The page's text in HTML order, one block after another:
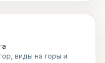
виды на горы и